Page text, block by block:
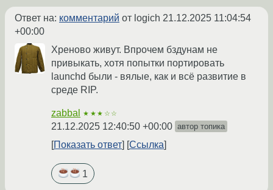
Ответ на: комментарий от logich 21.12.2025 11:04:54
+00:00
Хреново живут. Впрочем бздунам не
привыкать, хотя попытки портировать
launchd были - вялые, как и всё развитие в
среде RIP.
zabbal ★★★☆☆
21.12.2025 12:40:50 +00:00 автор топика
Показать ответ Ссылка
1